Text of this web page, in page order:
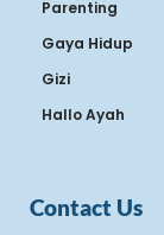
Parenting
Gaya Hidup
Gizi
Hallo Ayah
Contact Us